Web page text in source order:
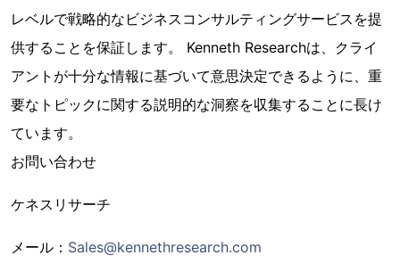
レベルで戦略的なビジネスコンサルティングサービスを提
供することを保証します。 Kenneth Researchは、クライ
アントが十分な情報に基づいて意思決定できるように、重
要なトピックに関する説明的な洞察を収集することに長け
ています。
お問い合わせ
ケネスリサーチ
メール： Sales@kennethresearch.com